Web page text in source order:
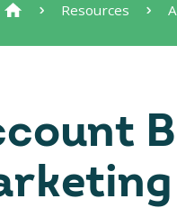
Resources